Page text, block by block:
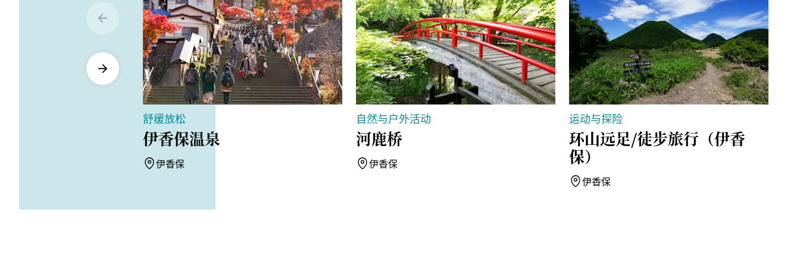
舒缓放松
伊香保温泉
伊香保
自然与户外活动
河鹿桥
伊香保
运动与探险
环山远足/徒步旅行（伊香
保）
伊香保